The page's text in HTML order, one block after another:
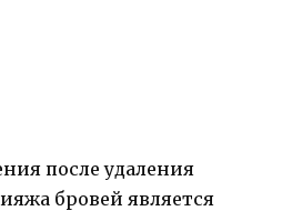
после удаления
бровей является